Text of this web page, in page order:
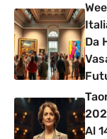
Da
Al